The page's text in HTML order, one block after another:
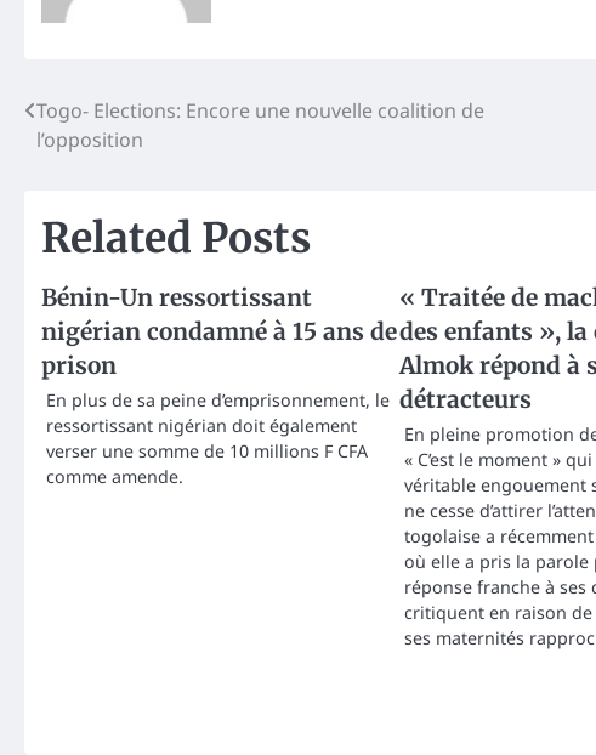
Post
navigation
Togo- Elections: Encore une nouvelle coalition de
l’opposition
Related Posts
Bénin-Un ressortissant
nigérian condamné à 15 ans de
prison
En plus de sa peine d’emprisonnement, le
ressortissant nigérian doit également
verser une somme de 10 millions F CFA
comme amende.
« Traitée de
des enfants », la
Almok répond à
détracteurs
En pleine promotion
« C’est le moment »
véritable engouement
ne cesse d’attirer
togolaise a
où elle a pris la parole
réponse franche à ses
critiquent en raison
ses maternités